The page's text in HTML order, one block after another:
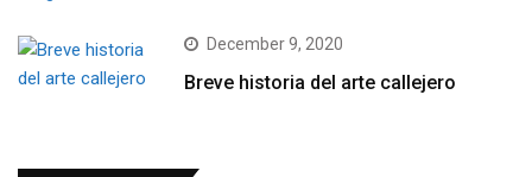
December 9, 2020
Breve historia del arte callejero